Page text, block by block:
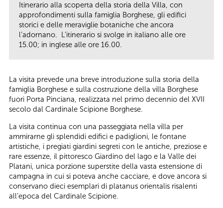
Itinerario alla scoperta della storia della Villa, con
approfondimenti sulla famiglia Borghese, gli edifici
storici e delle meraviglie botaniche che ancora
l’adornano. L’itinerario si svolge in italiano alle ore
15.00; in inglese alle ore 16.00.
La visita prevede una breve introduzione sulla storia della
famiglia Borghese e sulla costruzione della villa Borghese
fuori Porta Pinciana, realizzata nel primo decennio del XVII
secolo dal Cardinale Scipione Borghese.
La visita continua con una passeggiata nella villa per
ammirarne gli splendidi edifici e padiglioni, le fontane
artistiche, i pregiati giardini segreti con le antiche, preziose e
rare essenze, il pittoresco Giardino del lago e la Valle dei
Platani, unica porzione superstite della vasta estensione di
campagna in cui si poteva anche cacciare, e dove ancora si
conservano dieci esemplari di platanus orientalis risalenti
all’epoca del Cardinale Scipione.